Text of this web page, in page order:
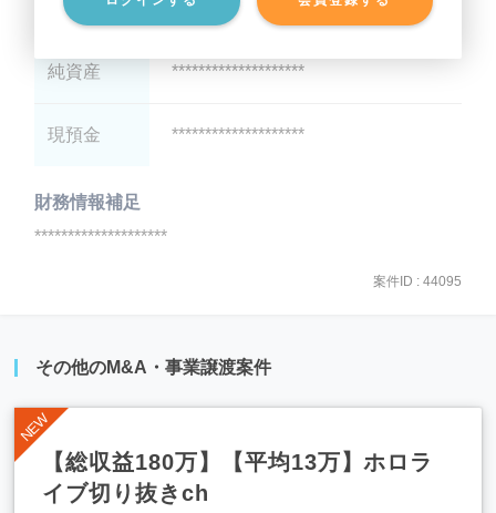
有利子負債 ********************
純資産 ********************
現預金 ********************
財務情報補足
********************
案件ID : 44095
その他のM&A・事業譲渡案件
【総収益180万】【平均13万】ホロラ
イブ切り抜きch